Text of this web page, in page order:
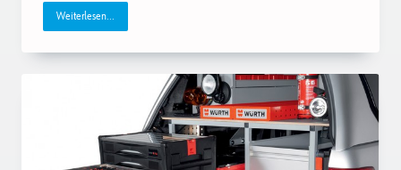
Weiterlesen...